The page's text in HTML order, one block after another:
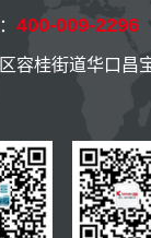
400-009-2296
容桂街道华口昌